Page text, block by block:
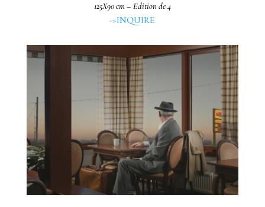
125X90 cm – Edition de 4
->INQUIRE